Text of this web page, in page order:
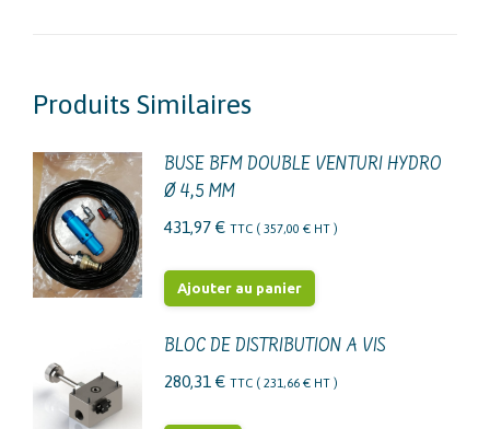
Produits Similaires
BUSE BFM DOUBLE VENTURI HYDRO
Ø 4,5 MM
431,97 € TTC ( 357,00 € HT )
Ajouter au panier
BLOC DE DISTRIBUTION A VIS
280,31 € TTC ( 231,66 € HT )